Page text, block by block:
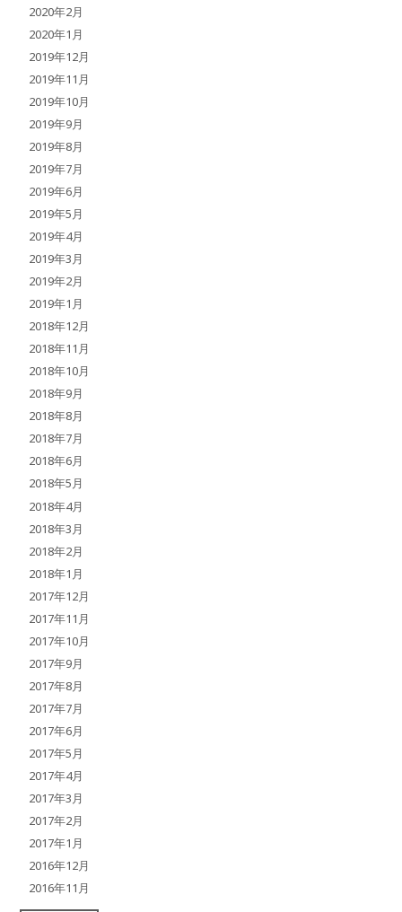
2020年2月
2020年1月
2019年12月
2019年11月
2019年10月
2019年9月
2019年8月
2019年7月
2019年6月
2019年5月
2019年4月
2019年3月
2019年2月
2019年1月
2018年12月
2018年11月
2018年10月
2018年9月
2018年8月
2018年7月
2018年6月
2018年5月
2018年4月
2018年3月
2018年2月
2018年1月
2017年12月
2017年11月
2017年10月
2017年9月
2017年8月
2017年7月
2017年6月
2017年5月
2017年4月
2017年3月
2017年2月
2017年1月
2016年12月
2016年11月